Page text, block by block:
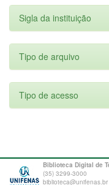
Sigla da instituição
Tipo de arquivo
Tipo de acesso
Biblioteca Digital de
(35) 3299-3000
biblioteca@unifenas.br